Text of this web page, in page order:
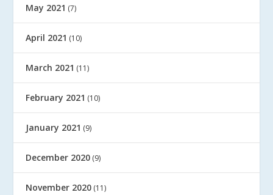
May 2021 (7)
April 2021 (10)
March 2021 (11)
February 2021 (10)
January 2021 (9)
December 2020 (9)
November 2020 (11)